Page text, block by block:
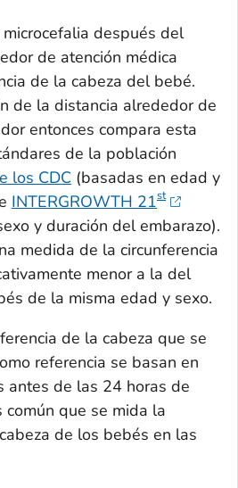
después del
de atención médica
de la cabeza del bebé.
de la distancia alrededor de
entonces compara esta
de la población
los CDC (basadas en edad y
INTERGROWTH 21st
y duración del embarazo).
medida de la circunferencia
menor a la del
de la misma edad y sexo.
de la cabeza que se
referencia se basan en
antes de las 24 horas de
que se mida la
de los bebés en las